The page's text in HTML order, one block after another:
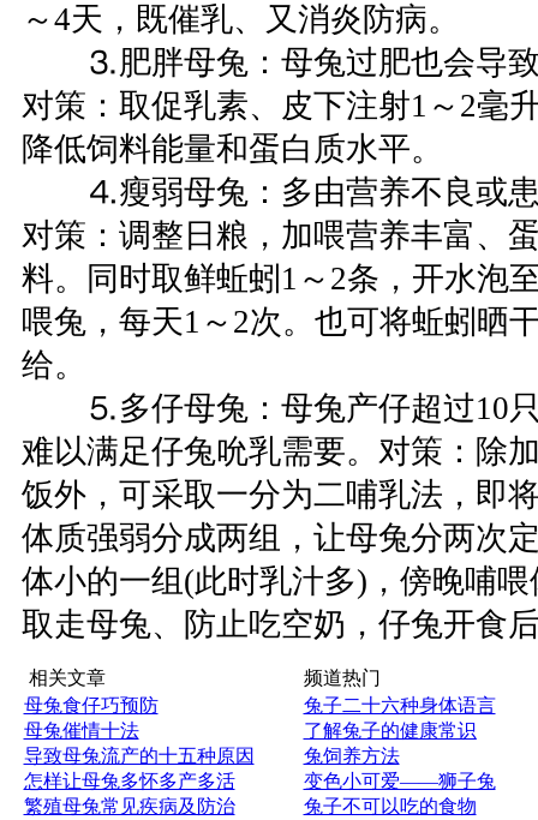
～4天，既催乳、又消炎防病。
⒊肥胖母兔：母兔过肥也会导致
对策：取促乳素、皮下注射1～2毫
降低饲料能量和蛋白质水平。
⒋瘦弱母兔：多由营养不良或患
对策：调整日粮，加喂营养丰富、
料。同时取鲜蚯蚓1～2条，开水泡
喂兔，每天1～2次。也可将蚯蚓晒
给。
⒌多仔母兔：母兔产仔超过10只
难以满足仔兔吮乳需要。对策：除
饭外，可采取一分为二哺乳法，即
体质强弱分成两组，让母兔分两次
体小的一组(此时乳汁多)，傍晚哺
取走母兔、防止吃空奶，仔兔开食
相关文章
母兔食仔巧预防
母兔催情十法
导致母兔流产的十五种原因
怎样让母兔多怀多产多活
繁殖母兔常见疾病及防治
频道热门
兔子二十六种身体语言
了解兔子的健康常识
兔饲养方法
变色小可爱——狮子兔
兔子不可以吃的食物